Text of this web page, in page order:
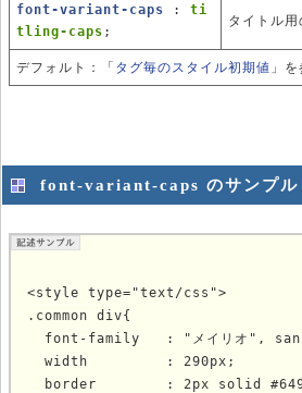
font-variant-caps : ti
tling-caps ;
タイトル
デフォルト：「 タグ毎のスタイル初期値 」
font-variant-caps のサンプル
<style type="text/css">
.common div{
font-family   : "メイリオ",
  width         : 290px;
border        : 2px solid